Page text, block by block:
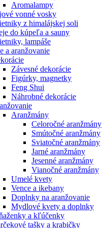
Aromalampy
vonné vosky
z himalájskej soli
do kúpeľa a sauny
lampáše
a aranžovanie
Závesné dekorácie
Figúrky, magnetky
Feng Shui
Náhrobné dekorácie
Aranžmány
Celoročné aranžmány
Smútočné aranžmány
Sviatočné aranžmány
Jarné aranžmány
Jesenné aranžmány
Vianočné aranžmány
Umelé kvety
Vence a ikebany
Doplnky na aranžovanie
Mydlové kvety a doplnky
a kľúčenky
tašky a krabičky